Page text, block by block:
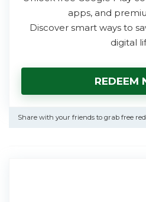
apps, and
Discover smart ways to
digital
REDEEM
Share with your friends to grab free